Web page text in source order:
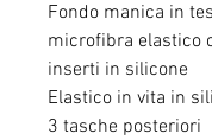
Fondo manica in
microfibra elastico
inserti in silicone
Elastico in vita in
3 tasche posteriori